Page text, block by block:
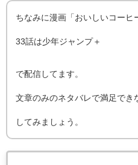
ちなみに漫画「おいしいコーヒ
33話は少年ジャンプ＋
で配信してます。
文章のみのネタバレで満足でき
してみましょう。